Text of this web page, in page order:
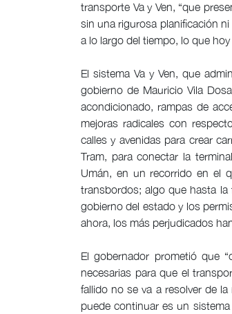
transporte Va y Ven, “que
sin una rigurosa planificación
a lo largo del tiempo, lo que
El sistema Va y Ven, que
gobierno de Mauricio Vila
acondicionado, rampas de
mejoras radicales con
calles y avenidas para crear
Tram, para conectar la
Umán, en un recorrido en el
transbordos; algo que hasta
gobierno del estado y los
ahora, los más perjudicados
El gobernador prometió que
necesarias para que el
fallido no se va a resolver de
puede continuar es un